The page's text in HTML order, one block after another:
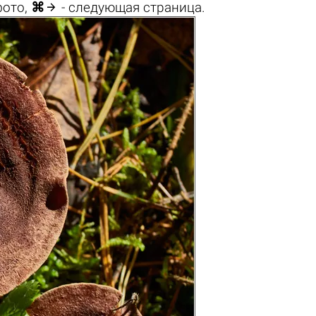
⌘  - следующая страница.